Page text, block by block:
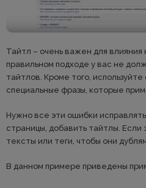
Тайтл – очень важен для влияния
правильном подходе у вас не
тайтлов. Кроме того,
специальные фразы, которые
Нужно все эти ошибки
страницы, добавить тайтлы. Если
тексты или теги, чтобы они
В данном примере приведены